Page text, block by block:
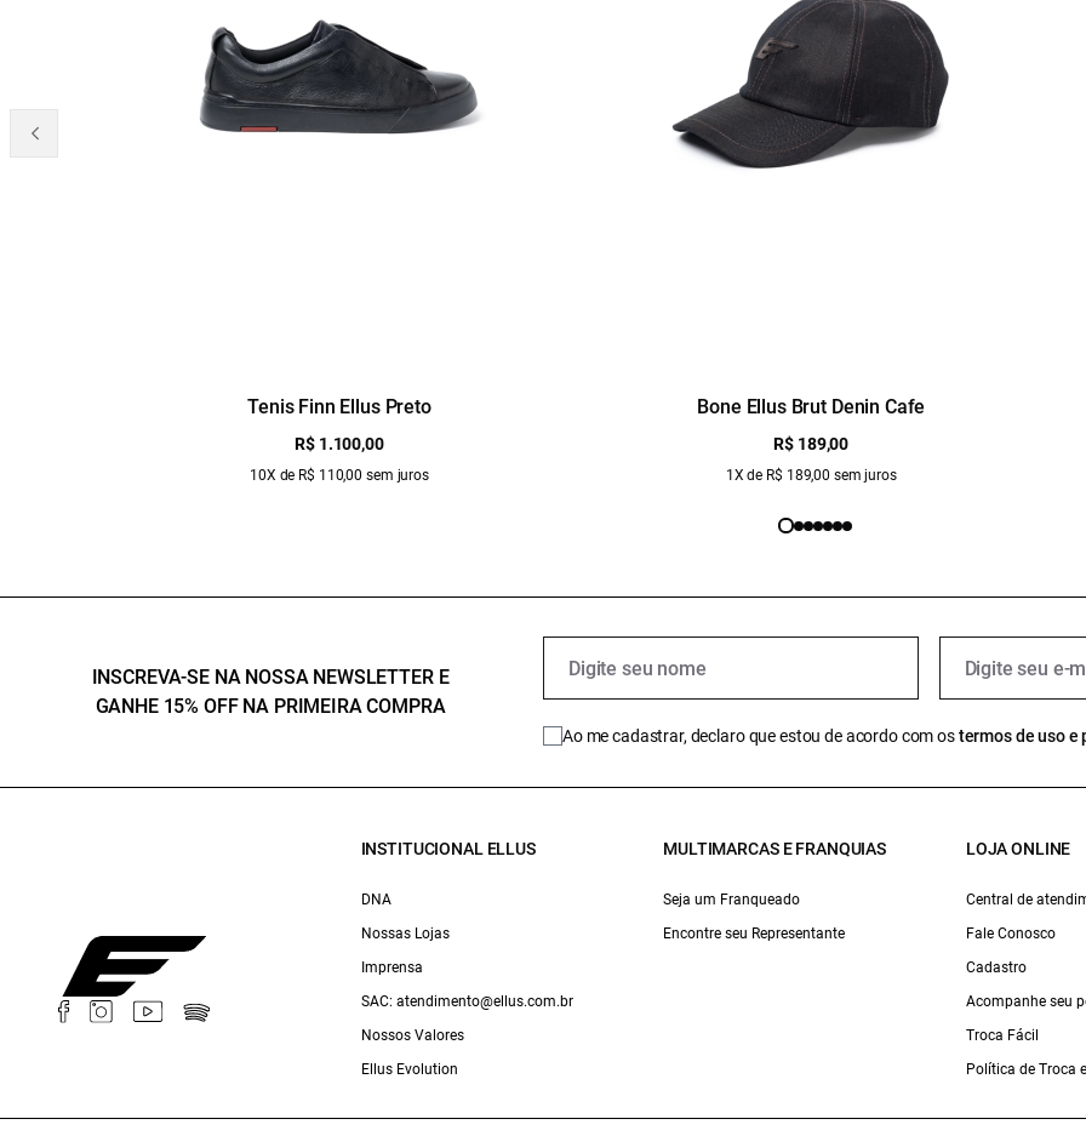
Tenis Finn Ellus Preto
R$ 1.100,00
10X de R$ 110,00 sem juros
Bone Ellus Brut Denin Cafe
R$ 189,00
1X de R$ 189,00 sem juros
INSCREVA-SE NA NOSSA NEWSLETTER E
GANHE 15% OFF NA PRIMEIRA COMPRA
Ao me cadastrar, declaro que estou de acordo com ostermos de uso e
INSTITUCIONAL ELLUS
DNA
Nossas Lojas
Imprensa
SAC: atendimento@ellus.com.br
Nossos Valores
Ellus Evolution
MULTIMARCAS E FRANQUIAS
Seja um Franqueado
Encontre seu Representante
LOJA ONLINE
Central de
Fale Conosco
Cadastro
Acompanhe seu
Troca Fácil
Política de Troca